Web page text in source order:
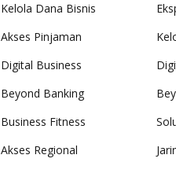
Kelola Dana Bisnis
Akses Pinjaman
Digital Business
Beyond Banking
Business Fitness
Akses Regional